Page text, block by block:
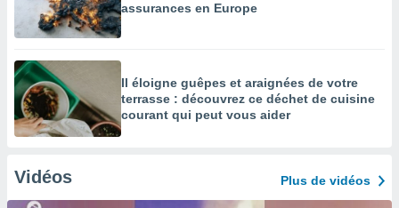
assurances en Europe
Il éloigne guêpes et araignées de votre
terrasse : découvrez ce déchet de cuisine
courant qui peut vous aider
Vidéos Plus de vidéos